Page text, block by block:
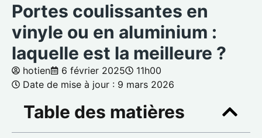
Portes coulissantes en
vinyle ou en aluminium :
laquelle est la meilleure ?
hotien 6 février 2025
11h00
Date de mise à jour : 9 mars 2026
Table des matières